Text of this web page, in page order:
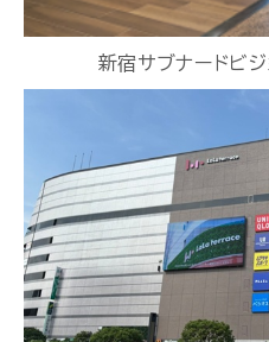
新宿サブナードビ